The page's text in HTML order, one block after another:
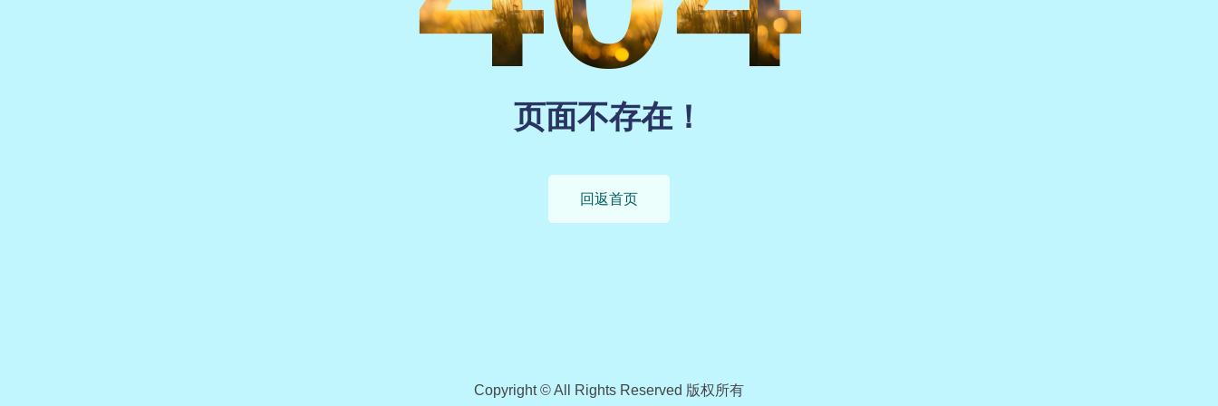
页面不存在！
回返首页
Copyright © All Rights Reserved 版权所有